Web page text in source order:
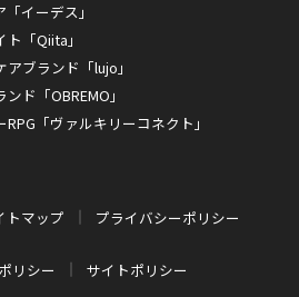
イーデス」
「Qiita」
ブランド「lujo」
ド「OBREMO」
「ヴァルキリーコネクト」
トマップ プライバシーポリシー
リシー サイトポリシー